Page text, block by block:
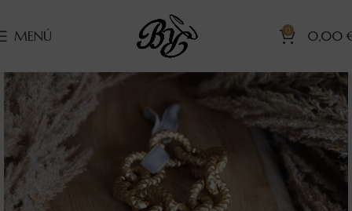
MENÚ 0 0,00